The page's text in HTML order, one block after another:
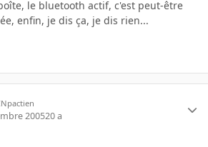
le bluetooth actif, c'est peut-être
enfin, je dis ça, je dis rien...
200520 a